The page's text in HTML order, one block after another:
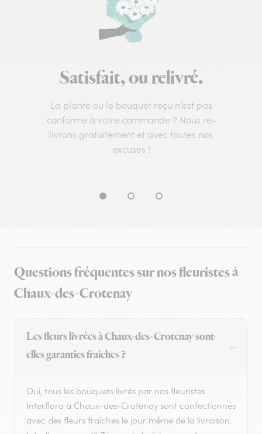
Satisfait, ou relivré.
La plante ou le bouquet reçu n’est pas
conforme à votre commande ? Nous re-
livrons gratuitement et avec toutes nos
excuses !
Questions fréquentes sur nos fleuristes à
Chaux-des-Crotenay
Les fleurs livrées à Chaux-des-Crotenay sont-
elles garanties fraîches ?
Oui, tous les bouquets livrés par nos fleuristes
Interflora à Chaux-des-Crotenay sont confectionnés
avec des fleurs fraîches le jour même de la livraison.